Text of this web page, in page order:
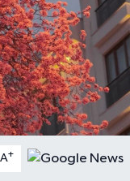
A+